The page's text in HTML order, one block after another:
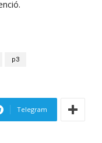
p3
Telegram